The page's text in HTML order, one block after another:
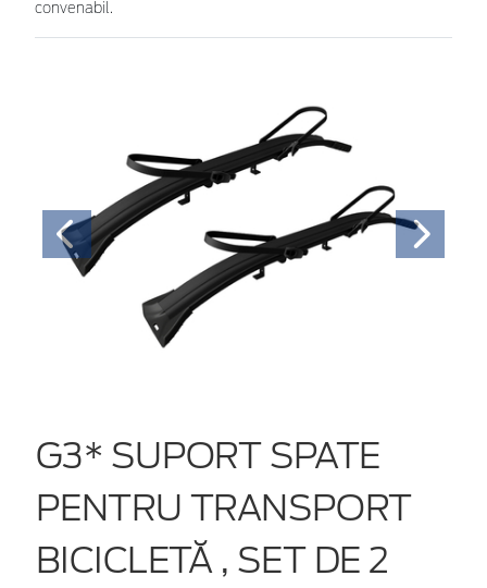
convenabil.
G3* SUPORT SPATE
PENTRU TRANSPORT
BICICLETĂ , SET DE 2